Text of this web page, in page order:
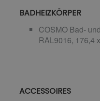
BADHEIZKÖRPER
COSMO Bad-
RAL9016, 176,4
ACCESSOIRES